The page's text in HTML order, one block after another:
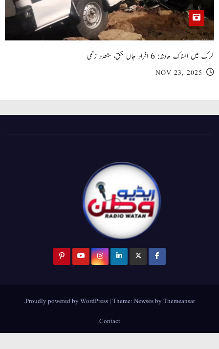
کرک میں المناک حادثہ: 6 افراد جاں بحق، متعدد زخمی
NOV 23, 2025
Proudly powered by WordPress |Theme:NewsesbyThemeansar
.
Contact